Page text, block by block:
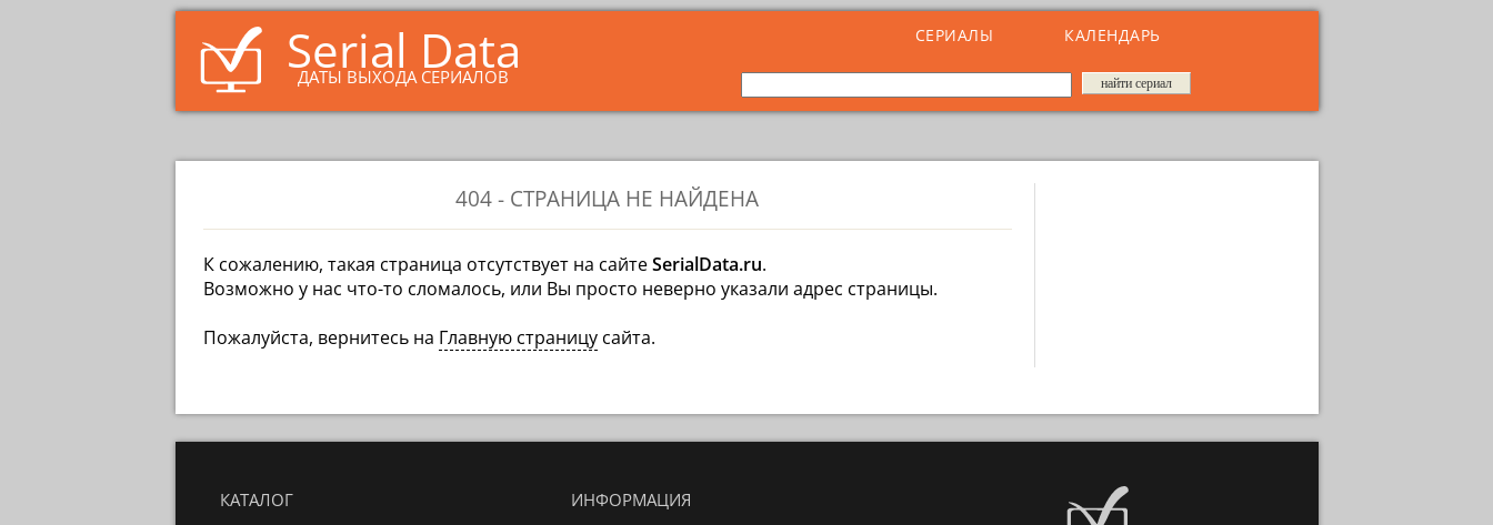
Serial Data
ДАТЫ ВЫХОДА СЕРИАЛОВ
СЕРИАЛЫ КАЛЕНДАРЬ
404 - СТРАНИЦА НЕ НАЙДЕНА
К сожалению, такая страница отсутствует на сайтеSerialData.ru.
Возможно у нас что-то сломалось, или Вы просто неверно указали адрес страницы.
Пожалуйста, вернитесь на Главную страницусайта.
КАТАЛОГ
ИНФОРМАЦИЯ